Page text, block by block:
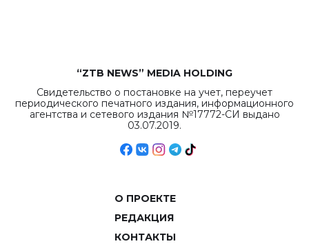
“ZTB NEWS” MEDIA HOLDING
Свидетельство о постановке на учет, переучет
периодического печатного издания, информационного
агентства и сетевого издания №17772-СИ выдано
03.07.2019.
О ПРОЕКТЕ
РЕДАКЦИЯ
КОНТАКТЫ